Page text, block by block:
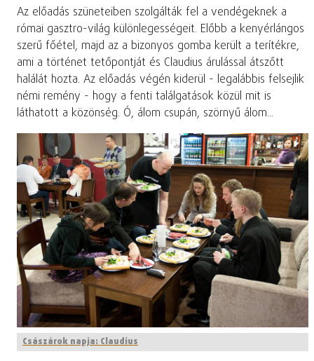
Az előadás szüneteiben szolgálták fel a vendégeknek a
római gasztro-világ különlegességeit. Előbb a kenyérlángos
szerű főétel, majd az a bizonyos gomba került a terítékre,
ami a történet tetőpontját és Claudius árulással átszőtt
halálát hozta. Az előadás végén kiderül - legalábbis felsejlik
némi remény - hogy a fenti találgatások közül mit is
láthatott a közönség. Ó, álom csupán, szörnyű álom...
Császárok napja: Claudius